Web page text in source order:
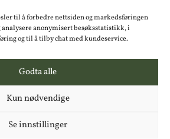
til å forbedre nettsiden og markedsføringen
analysere anonymisert besøksstatistikk, i
og til å tilby chat med kundeservice.
Godta alle
Kun nødvendige
Se innstillinger
, 7633 Frosta
892)
|Innstillinger for